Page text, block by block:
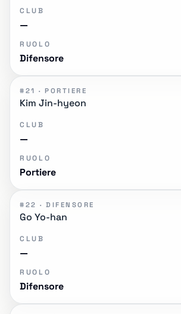
CLUB
—
RUOLO
Difensore
#21 · PORTIERE
Kim Jin-hyeon
CLUB
—
RUOLO
Portiere
#22 · DIFENSORE
Go Yo-han
CLUB
—
RUOLO
Difensore